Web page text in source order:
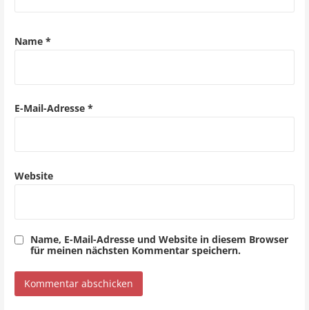
a
o
Name *
E-Mail-Adresse *
Website
Name, E-Mail-Adresse und Website in diesem Browser
für meinen nächsten Kommentar speichern.